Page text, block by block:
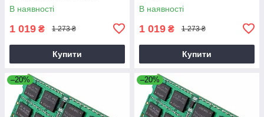
В наявності
1 019 ₴ 1 273 ₴
Купити
В наявності
1 019 ₴ 1 273 ₴
Купити
–20% –20%